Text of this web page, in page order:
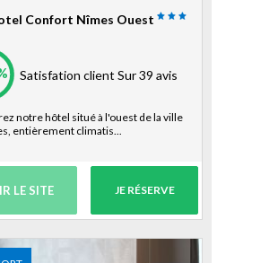
Confort Nîmes Ouest
Satisfation client Sur 39 avis
notre hôtel situé à l'ouest de la ville
entièrement climatis...
LE SITE JE RÉSERVE